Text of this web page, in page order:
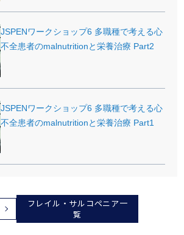
JSPENワークショップ6 多職種で考える心
不全患者のmalnutritionと栄養治療 Part2
JSPENワークショップ6 多職種で考える心
不全患者のmalnutritionと栄養治療 Part1
フレイル・サルコペニア一
覧